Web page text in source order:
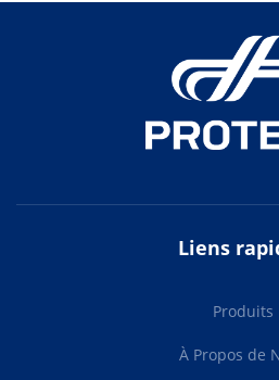
Liens
Produits
À Propos de